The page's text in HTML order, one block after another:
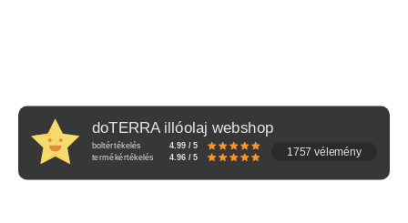
doTERRA illóolaj webshop
boltértékelés
4.99 / 5
termékértékelés
4.96 / 5 1757 vélemény